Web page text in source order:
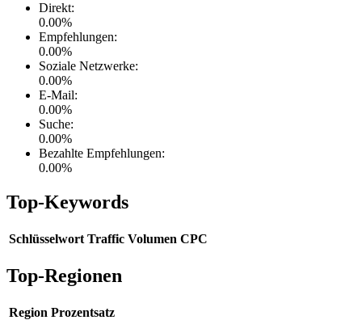
Direkt:
0.00%
Empfehlungen:
0.00%
Soziale Netzwerke:
0.00%
E-Mail:
0.00%
Suche:
0.00%
Bezahlte Empfehlungen:
0.00%
Top-Keywords
Schlüsselwort Traffic Volumen CPC
Top-Regionen
Region Prozentsatz